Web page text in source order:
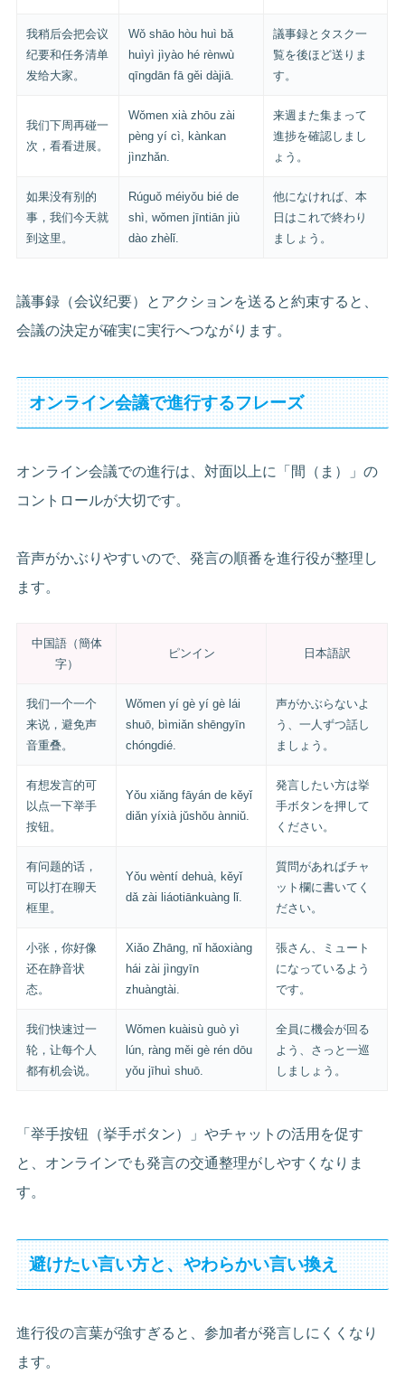
我稍后会把会议
纪要和任务清单
发给大家。
Wǒ shāo hòu huì bǎ
huìyì jìyào hé rènwù
qīngdān fā gěi dàjiā.
議事録とタスク一
覧を後ほど送りま
す。
我们下周再碰一
次，看看进展。
Wǒmen xià zhōu zài
pèng yí cì, kànkan
jìnzhǎn.
来週また集まって
進捗を確認しまし
ょう。
如果没有别的
事，我们今天就
到这里。
Rúguǒ méiyǒu bié de
shì, wǒmen jīntiān jiù
dào zhèlǐ.
他になければ、本
日はこれで終わり
ましょう。
議事録（会议纪要）とアクションを送ると約束すると、
会議の決定が確実に実行へつながります。
オンライン会議で進行するフレーズ
オンライン会議での進行は、対面以上に「間（ま）」の
コントロールが大切です。
音声がかぶりやすいので、発言の順番を進行役が整理し
ます。
中国語（簡体
字）
ピンイン 日本語訳
我们一个一个
来说，避免声
音重叠。
Wǒmen yí gè yí gè lái
shuō, bìmiǎn shēngyīn
chóngdié.
声がかぶらないよ
う、一人ずつ話し
ましょう。
有想发言的可
以点一下举手
按钮。
Yǒu xiǎng fāyán de kěyǐ
diǎn yíxià jǔshǒu ànniǔ.
発言したい方は挙
手ボタンを押して
ください。
有问题的话，
可以打在聊天
框里。
Yǒu wèntí dehuà, kěyǐ
dǎ zài liáotiānkuàng lǐ.
質問があればチャ
ット欄に書いてく
ださい。
小张，你好像
还在静音状
态。
Xiǎo Zhāng, nǐ hǎoxiàng
hái zài jìngyīn
zhuàngtài.
張さん、ミュート
になっているよう
です。
我们快速过一
轮，让每个人
都有机会说。
Wǒmen kuàisù guò yì
lún, ràng měi gè rén dōu
yǒu jīhuì shuō.
全員に機会が回る
よう、さっと一巡
しましょう。
「举手按钮（挙手ボタン）」やチャットの活用を促す
と、オンラインでも発言の交通整理がしやすくなりま
す。
避けたい言い方と、やわらかい言い換え
進行役の言葉が強すぎると、参加者が発言しにくくなり
ます。